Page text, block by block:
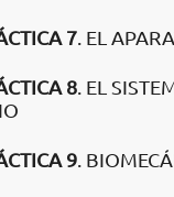
7. EL
8. EL
9.